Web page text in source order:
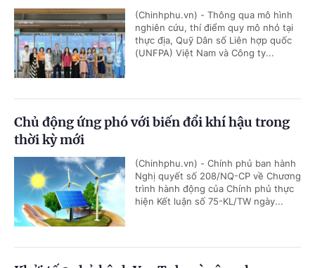
(Chinhphu.vn) - Thông qua mô hình
nghiên cứu, thí điểm quy mô nhỏ tại
thực địa, Quỹ Dân số Liên hợp quốc
(UNFPA) Việt Nam và Công ty...
Chủ động ứng phó với biến đổi khí hậu trong
thời kỳ mới
(Chinhphu.vn) - Chính phủ ban hành
Nghị quyết số 208/NQ-CP về Chương
trình hành động của Chính phủ thực
hiện Kết luận số 75-KL/TW ngày...